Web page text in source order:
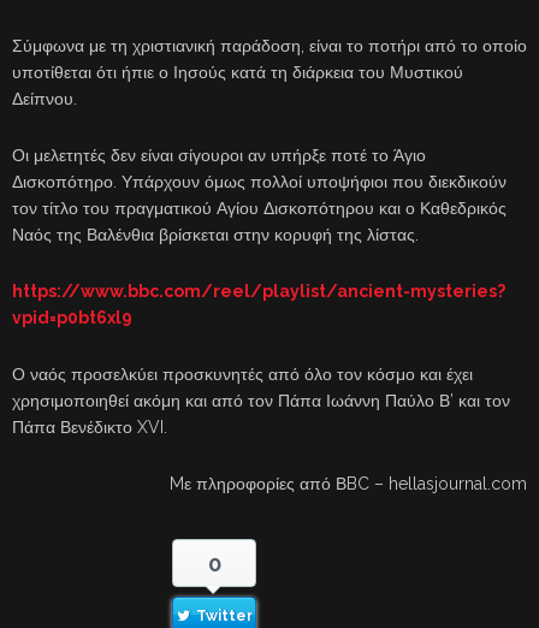
Σύμφωνα με τη χριστιανική παράδοση, είναι το ποτήρι από το οποίο
υποτίθεται ότι ήπιε ο Ιησούς κατά τη διάρκεια του Μυστικού
Δείπνου.
Οι μελετητές δεν είναι σίγουροι αν υπήρξε ποτέ το Άγιο
Δισκοπότηρο. Υπάρχουν όμως πολλοί υποψήφιοι που διεκδικούν
τον τίτλο του πραγματικού Αγίου Δισκοπότηρου και ο Καθεδρικός
Ναός της Βαλένθια βρίσκεται στην κορυφή της λίστας.
https://www.bbc.com/reel/playlist/ancient-mysteries?
vpid=p0bt6xl9
Ο ναός προσελκύει προσκυνητές από όλο τον κόσμο και έχει
χρησιμοποιηθεί ακόμη και από τον Πάπα Ιωάννη Παύλο Β’ και τον
Πάπα Βενέδικτο XVI.
Mε πληροφορίες από ΒBC – hellasjournal.com
0
Twitter